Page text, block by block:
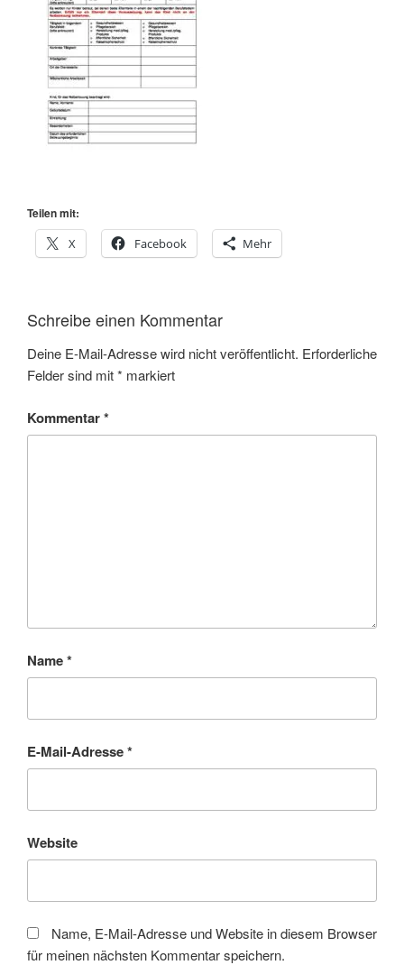
Teilen mit:
X
Facebook Mehr
Schreibe einen Kommentar
Deine E-Mail-Adresse wird nicht veröffentlicht. Erforderliche
Felder sind mit* markiert
Kommentar*
Name*
E-Mail-Adresse*
Website
Name, E-Mail-Adresse und Website in diesem Browser
für meinen nächsten Kommentar speichern.